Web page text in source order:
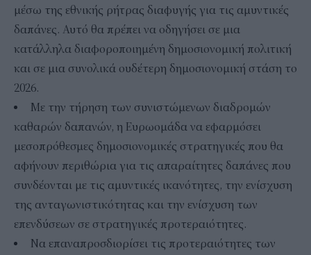
μέσω της εθνικής ρήτρας διαφυγής για τις αμυντικές
δαπάνες. Αυτό θα πρέπει να οδηγήσει σε μια
κατάλληλα διαφοροποιημένη δημοσιονομική πολιτική
και σε μια συνολικά ουδέτερη δημοσιονομική στάση το
2026.
Με την τήρηση των συνιστώμενων διαδρομών
καθαρών δαπανών, η Ευρωομάδα να εφαρμόσει
μεσοπρόθεσμες δημοσιονομικές στρατηγικές που θα
αφήνουν περιθώρια για τις απαραίτητες δαπάνες που
συνδέονται με τις αμυντικές ικανότητες, την ενίσχυση
της ανταγωνιστικότητας και την ενίσχυση των
επενδύσεων σε στρατηγικές προτεραιότητες.
Να επαναπροσδιορίσει τις προτεραιότητες των